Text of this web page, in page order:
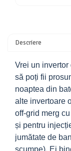
Descriere
Vrei un invertor
să poți fii
noaptea din
alte invertoare
off-grid merg
și pentru
jumătate de
scumpe). Ei